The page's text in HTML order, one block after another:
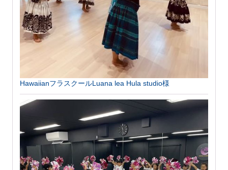
HawaiianフラスクールLuana lea Hula studio様